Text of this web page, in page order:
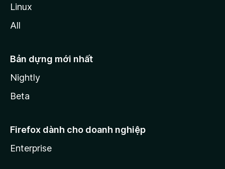
Linux
All
Bản dựng mới nhất
Nightly
Beta
Firefox dành cho doanh nghiệp
Enterprise